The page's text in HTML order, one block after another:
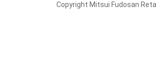
Copyright Mitsui Fudosan